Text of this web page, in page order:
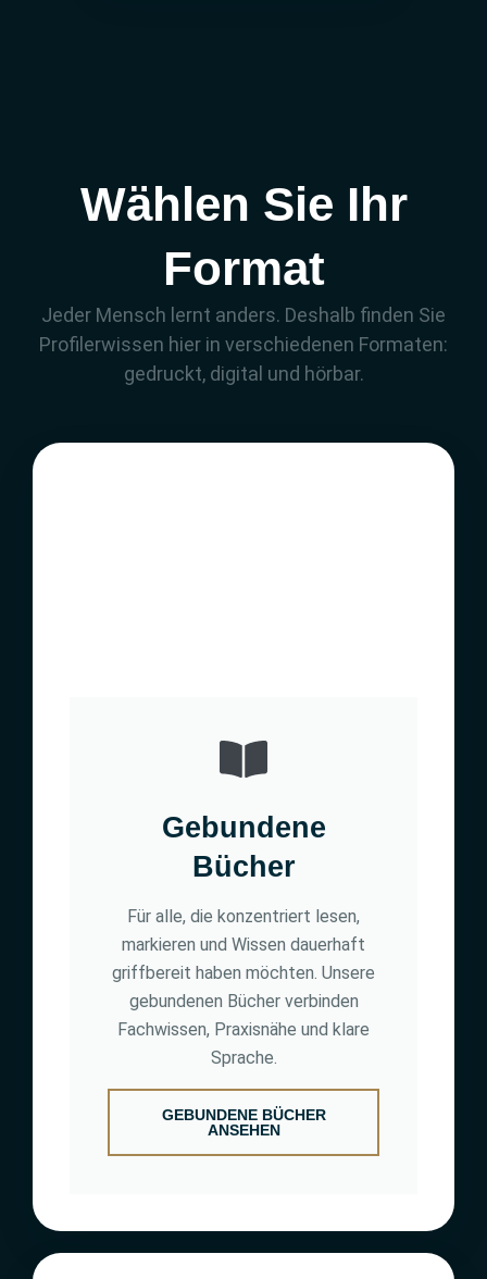
Wählen Sie Ihr
Format
Jeder Mensch lernt anders. Deshalb finden Sie
Profilerwissen hier in verschiedenen Formaten:
gedruckt, digital und hörbar.
Gebundene
Bücher
Für alle, die konzentriert lesen,
markieren und Wissen dauerhaft
griffbereit haben möchten. Unsere
gebundenen Bücher verbinden
Fachwissen, Praxisnähe und klare
Sprache.
GEBUNDENE BÜCHER
ANSEHEN